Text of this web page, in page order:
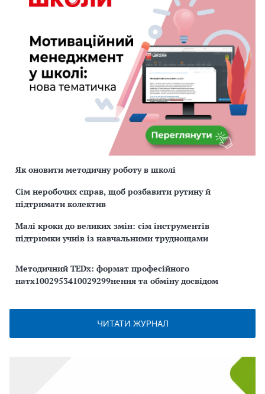
Як оновити методичну роботу в школі
Сім неробочих справ, щоб розбавити рутину й
підтримати колектив
Малі кроки до великих змін: сім інструментів
підтримки учнів із навчальними труднощами
Методичний TEDx: формат професійного
натх1002953410029299нення та обміну досвідом
ЧИТАТИ ЖУРНАЛ